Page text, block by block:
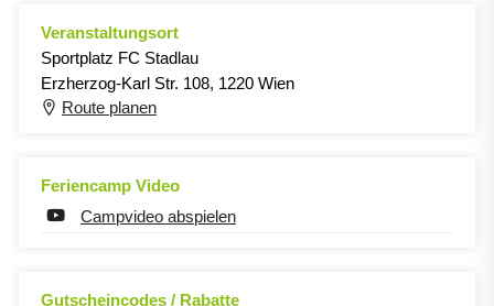
Veranstaltungsort
Sportplatz FC Stadlau
Erzherzog-Karl Str. 108, 1220 Wien
Route planen
Feriencamp Video
Campvideo abspielen
Gutscheincodes / Rabatte